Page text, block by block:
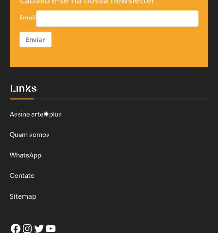
Email
Enviar
Links
Assine arte✱plus
Quem somos
WhatsApp
Contato
Sitemap
Facebook
Instagram
Twitter
Youtube